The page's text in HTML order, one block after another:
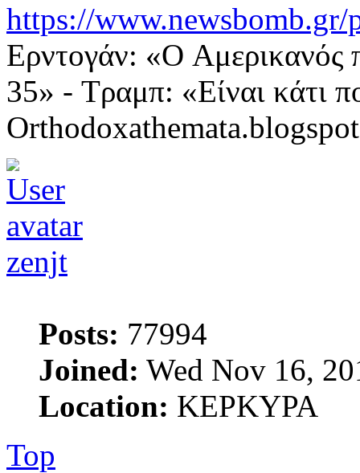
https://
Ερντογάν: «O Αμερικανός
35» - Τραμπ: «Eίναι κάτι
zenjt
Posts: 77994
Joined: Wed Nov 16,
Location: ΚΕΡΚΥΡΑ
Top